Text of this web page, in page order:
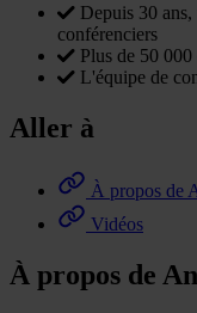
Depuis 30
conférenciers
Plus de 50
L'équipe de
Aller à
À propos de
Vidéos
À propos de